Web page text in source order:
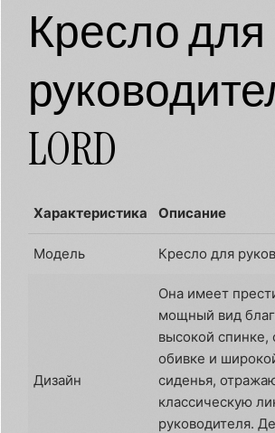
Кресло для
LORD
Характеристика Описание
Модель Кресло для
Дизайн
Она имеет
мощный вид
высокой спинке,
обивке и
сиденья,
классическую
руководителя.